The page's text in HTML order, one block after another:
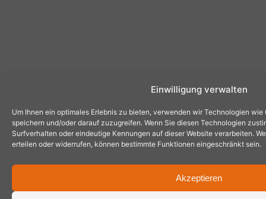
Einwilligung verwalten
Um Ihnen ein optimales Erlebnis zu bieten, verwenden wir Technologien
speichern und/oder darauf zuzugreifen. Wenn Sie diesen Technologien
Surfverhalten oder eindeutige Kennungen auf dieser Website verarbeiten.
erteilen oder widerrufen, können bestimmte Funktionen eingeschränkt sein.
Akzeptieren